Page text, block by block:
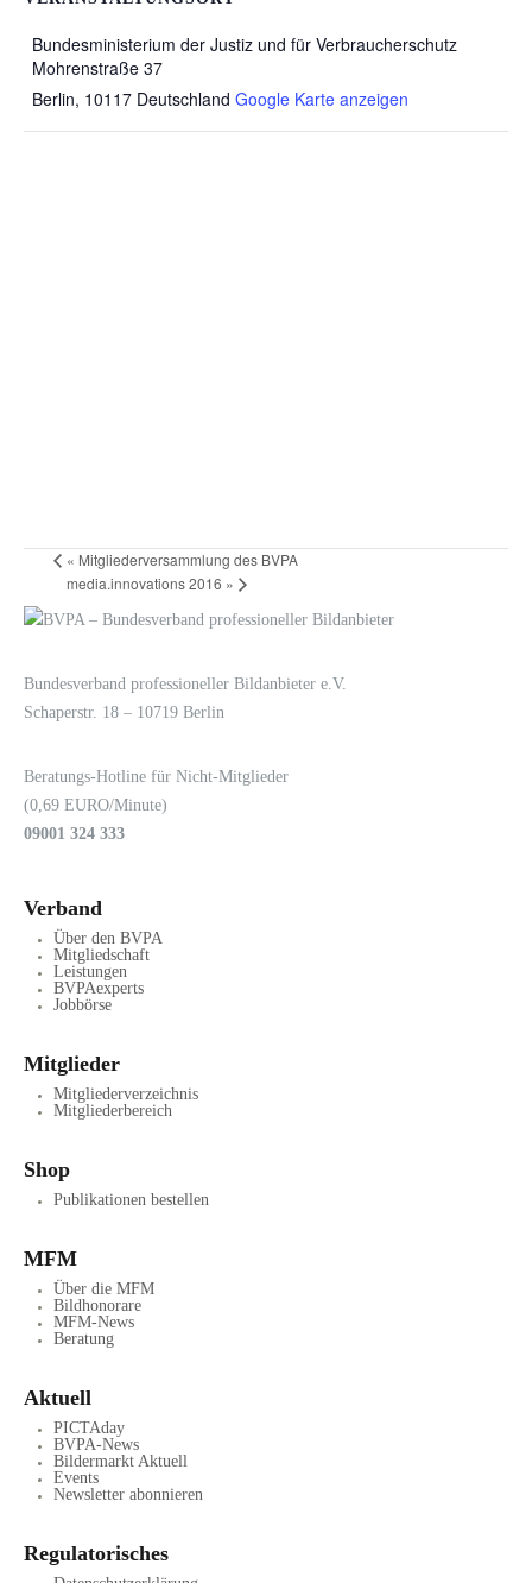
Bundesministerium der Justiz und für Verbraucherschutz
Mohrenstraße 37
Berlin, 10117 Deutschland Google Karte anzeigen
« Mitgliederversammlung des BVPA
media.innovations 2016 »
Bundesverband professioneller Bildanbieter e.V.
Schaperstr. 18 – 10719 Berlin
Beratungs-Hotline für Nicht-Mitglieder
(0,69 EURO/Minute)
09001 324 333
Verband
Über den BVPA
Mitgliedschaft
Leistungen
BVPAexperts
Jobbörse
Mitglieder
Mitgliederverzeichnis
Mitgliederbereich
Shop
Publikationen bestellen
MFM
Über die MFM
Bildhonorare
MFM-News
Beratung
Aktuell
PICTAday
BVPA-News
Bildermarkt Aktuell
Events
Newsletter abonnieren
Regulatorisches